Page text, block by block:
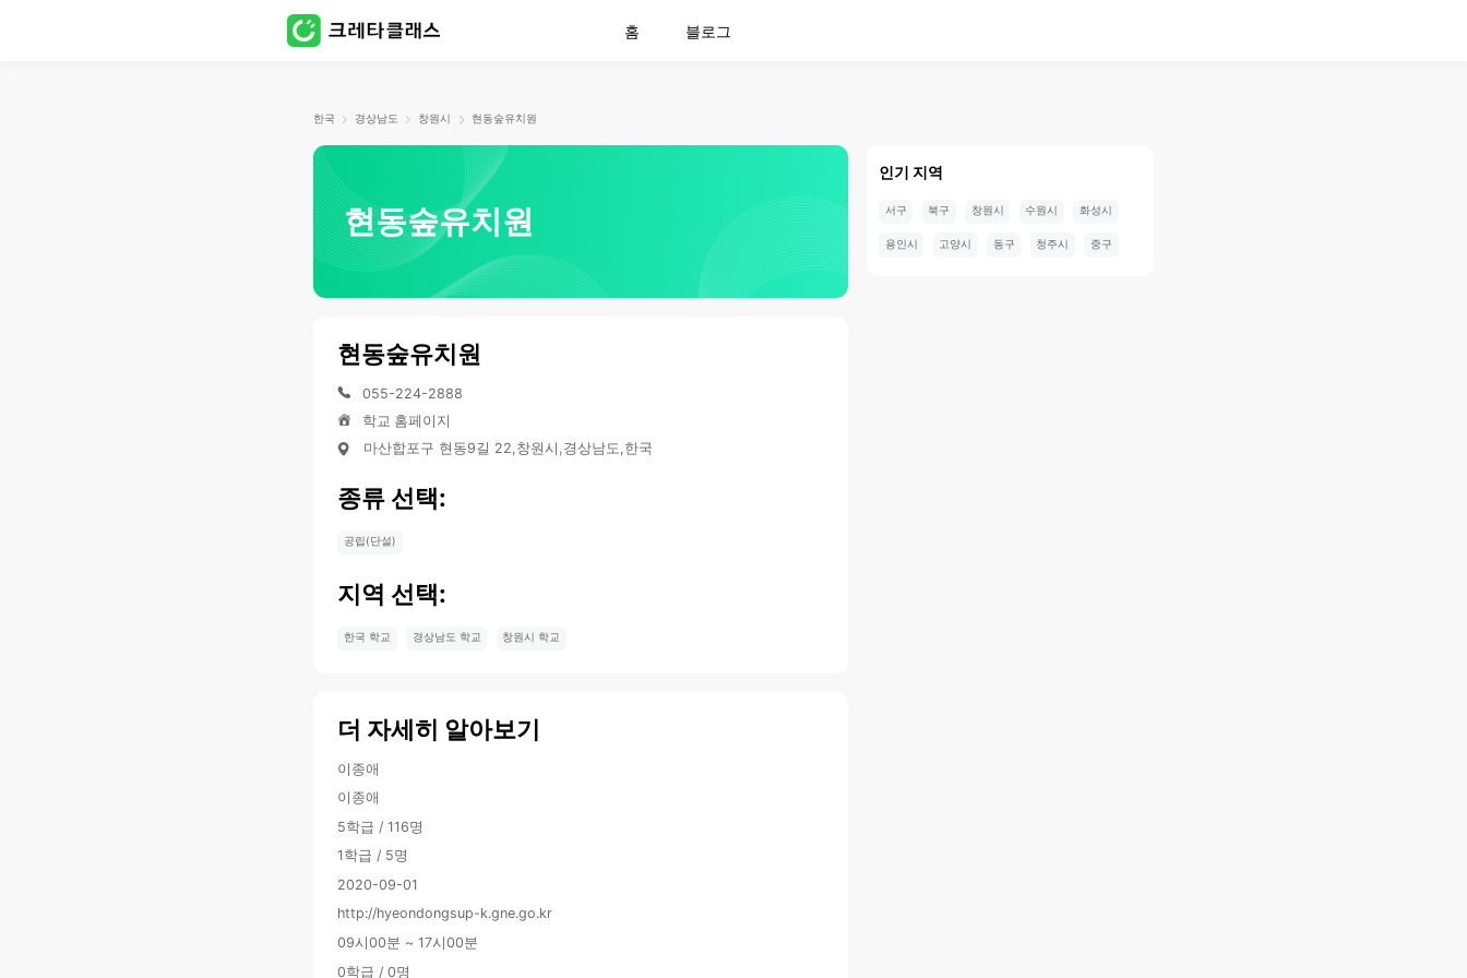
홈 블로그
한국 경상남도 창원시 현동숲유치원
현동숲유치원
현동숲유치원
055-224-2888
학교 홈페이지
마산합포구 현동9길 22,창원시,경상남도,한국
종류 선택:
공립(단설)
지역 선택:
한국 학교 경상남도 학교 창원시 학교
더 자세히 알아보기
이종애
이종애
5학급 / 116명
1학급 / 5명
2020-09-01
http://hyeondongsup-k.gne.go.kr
09시00분 ~ 17시00분
0학급 / 0명
인기 지역
서구 북구 창원시 수원시 화성시
용인시 고양시 동구 청주시 중구